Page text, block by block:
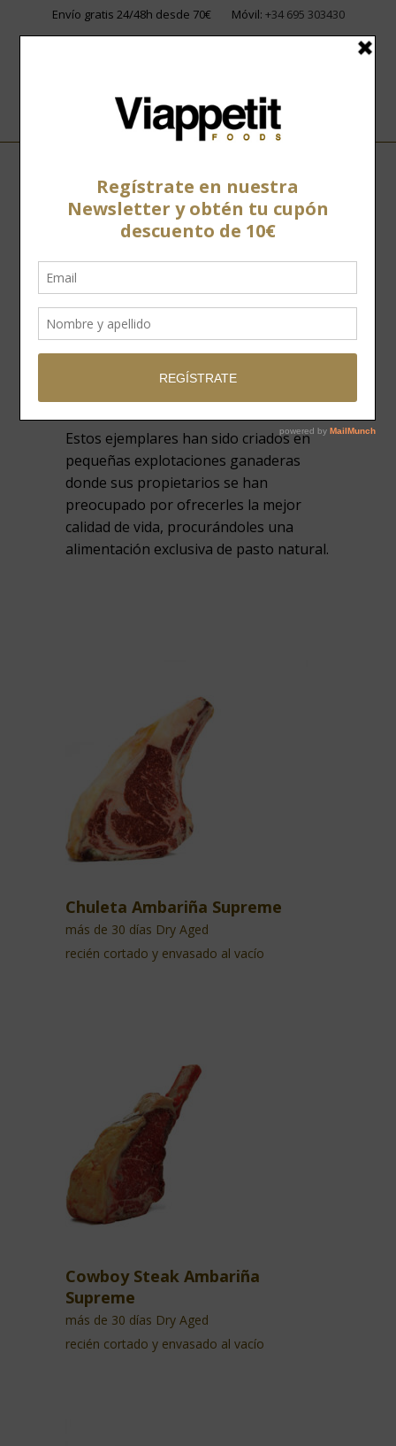
Envío gratis 24/48h desde 70€ Móvil: +34 695 303430
Ambariña Supreme
Nuestra selección Ambariña
aglutina los ejemplares de
Rubia Gallega no acogidos a
la IGP de esta raza así como
otras razas autóctonas de la
Estos ejemplares han sido criados en
pequeñas explotaciones ganaderas
donde sus propietarios se han
preocupado por ofrecerles la mejor
calidad de vida, procurándoles una
alimentación exclusiva de pasto natural.
Chuleta Ambariña Supreme
más de 30 días Dry Aged
recién cortado y envasado al vacío
Cowboy Steak Ambariña
Supreme
más de 30 días Dry Aged
recién cortado y envasado al vacío